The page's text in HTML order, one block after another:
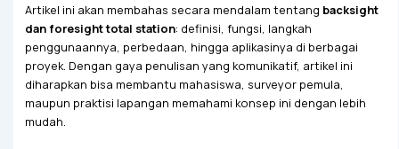
Artikel ini akan membahas secara mendalam tentang backsight
dan foresight total station: definisi, fungsi, langkah
penggunaannya, perbedaan, hingga aplikasinya di berbagai
proyek. Dengan gaya penulisan yang komunikatif, artikel ini
diharapkan bisa membantu mahasiswa, surveyor pemula,
maupun praktisi lapangan memahami konsep ini dengan lebih
mudah.